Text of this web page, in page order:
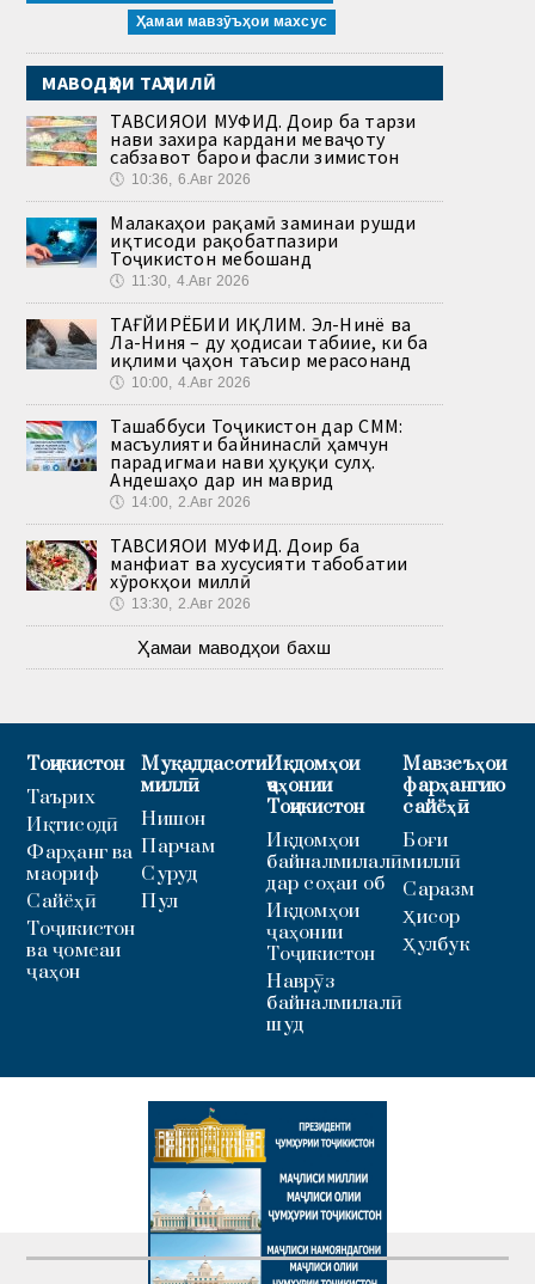
Ҳамаи мавзӯъҳои махсус
МАВОДҲОИ ТАҲЛИЛӢ
ТАВСИЯҲОИ МУФИД. Доир ба тарзи
нави захира кардани меваҷоту
сабзавот барои фасли зимистон
🕔 10:36, 6.Авг 2026
Малакаҳои рақамӣ заминаи рушди
иқтисоди рақобатпазири
Тоҷикистон мебошанд
🕔 11:30, 4.Авг 2026
ТАҒЙИРЁБИИ ИҚЛИМ. Эл-Нинё ва
Ла-Ниня – ду ҳодисаи табиие, ки ба
иқлими ҷаҳон таъсир мерасонанд
🕔 10:00, 4.Авг 2026
Ташаббуси Тоҷикистон дар СММ:
масъулияти байнинаслӣ ҳамчун
парадигмаи нави ҳуқуқи сулҳ.
Андешаҳо дар ин маврид
🕔 14:00, 2.Авг 2026
ТАВСИЯҲОИ МУФИД. Доир ба
манфиат ва хусусияти табобатии
хӯрокҳои миллӣ
🕔 13:30, 2.Авг 2026
Ҳамаи маводҳои бахш
Тоҷикистон
Таърих
Иқтисодӣ
Фарҳанг ва
маориф
Сайёҳӣ
Тоҷикистон
ва ҷомеаи
ҷаҳон
Муқаддасоти
миллӣ
Нишон
Парчам
Суруд
Пул
Иқдомҳои
ҷаҳонии
Тоҷикистон
Иқдомҳои
байналмилалӣ
дар соҳаи об
Иқдомҳои
ҷаҳонии
Тоҷикистон
Наврӯз
байналмилалӣ
шуд
Мавзеъҳои
фарҳангию
сайёҳӣ
Боғи
миллӣ
Саразм
Ҳисор
Ҳулбук